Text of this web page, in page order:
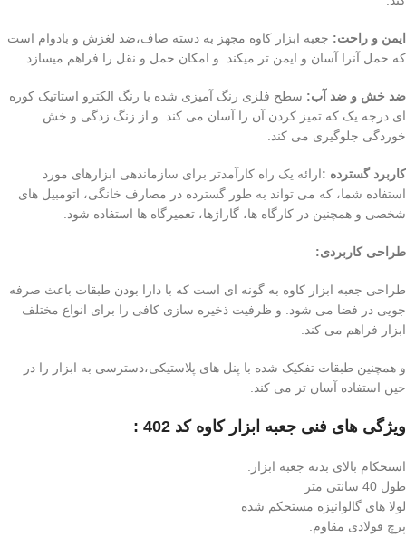
ایمن و راحت: جعبه ابزار کاوه مجهز به دسته صاف،ضد لغزش و بادوام است
که حمل آنرا آسان و ایمن تر میکند. و امکان حمل و نقل را فراهم میسازد.
ضد خش و ضد آب: سطح فلزی رنگ آمیزی شده با رنگ الکترو استاتیک کوره
ای درجه یک که تمیز کردن آن را آسان می کند. و از زنگ زدگی و خش
خوردگی جلوگیری می کند.
کاربرد گسترده :ارائه یک راه کارآمدتر برای سازماندهی ابزارهای مورد
استفاده شما، که می تواند به طور گسترده در مصارف خانگی، اتومبیل های
شخصی و همچنین در کارگاه ها، گاراژها، تعمیرگاه ها استفاده شود.
طراحی کاربردی:
طراحی جعبه ابزار کاوه به گونه ای است که با دارا بودن طبقات باعث صرفه
جویی در فضا می شود. و ظرفیت ذخیره سازی کافی را برای انواع مختلف
ابزار فراهم می کند.
و همچنین طبقات تفکیک شده با پنل های پلاستیکی،دسترسی به ابزار را در
حین استفاده آسان تر می کند.
ویژگی های فنی جعبه ابزار کاوه کد 402 :
استحکام بالای بدنه جعبه ابزار.
طول 40 سانتی متر
لولا های گالوانیزه مستحکم شده
پرچ فولادی مقاوم.